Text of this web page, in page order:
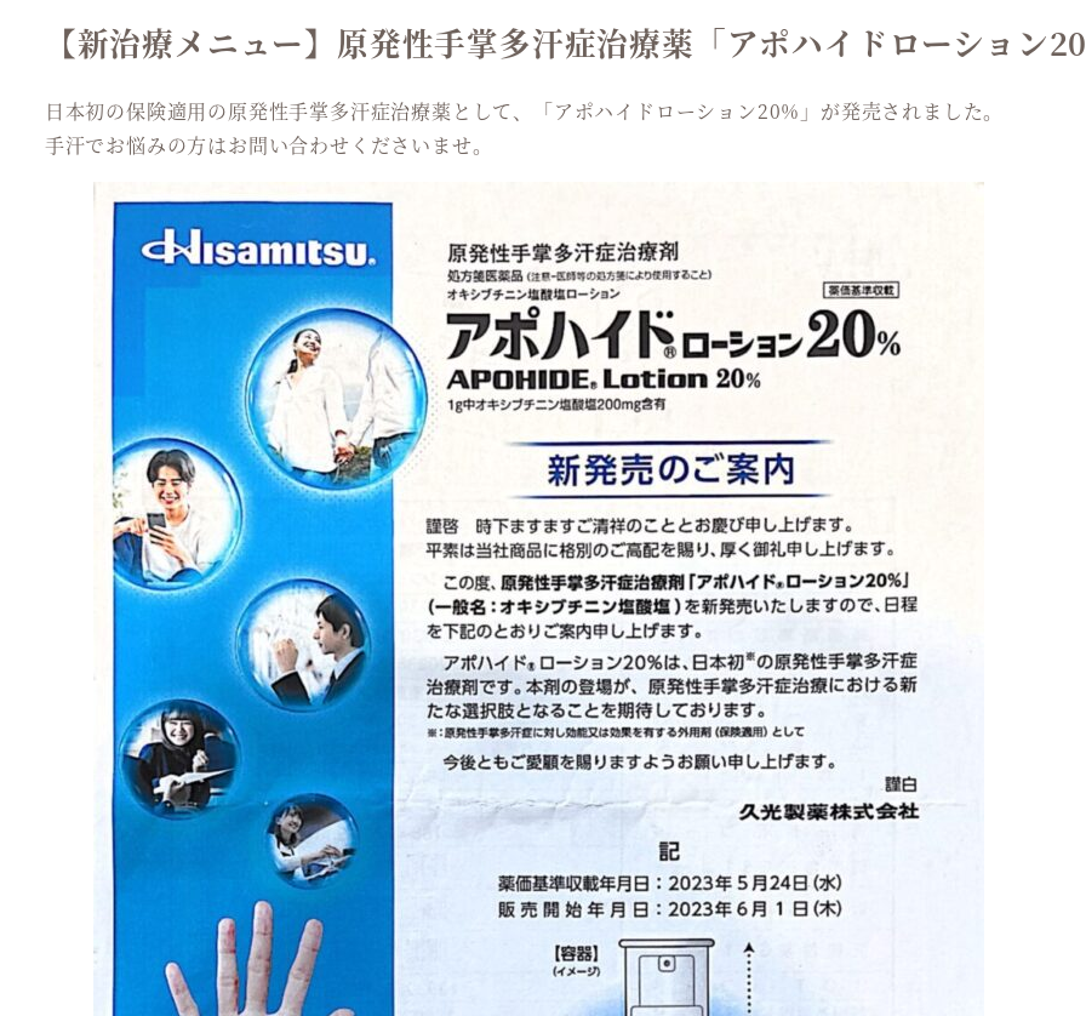
【新治療メニュー】原発性手掌多汗症治療薬「アポハイドローション
日本初の保険適用の原発性手掌多汗症治療薬として、「アポハイドローション20%」が発売されました。
手汗でお悩みの方はお問い合わせくださいませ。